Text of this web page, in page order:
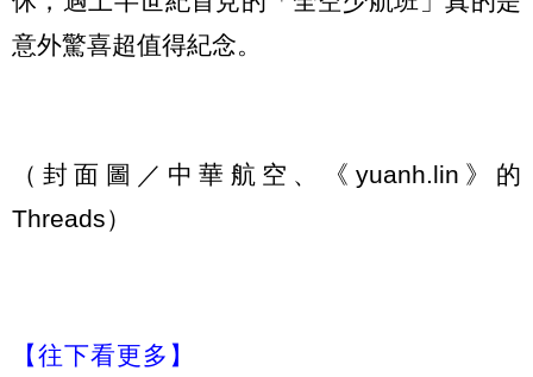
意外驚喜超值得紀念。
（封面圖／中華航空、《yuanh.lin》的
Threads）
【往下看更多】